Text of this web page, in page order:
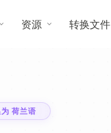
资源 转换文件
荷兰语